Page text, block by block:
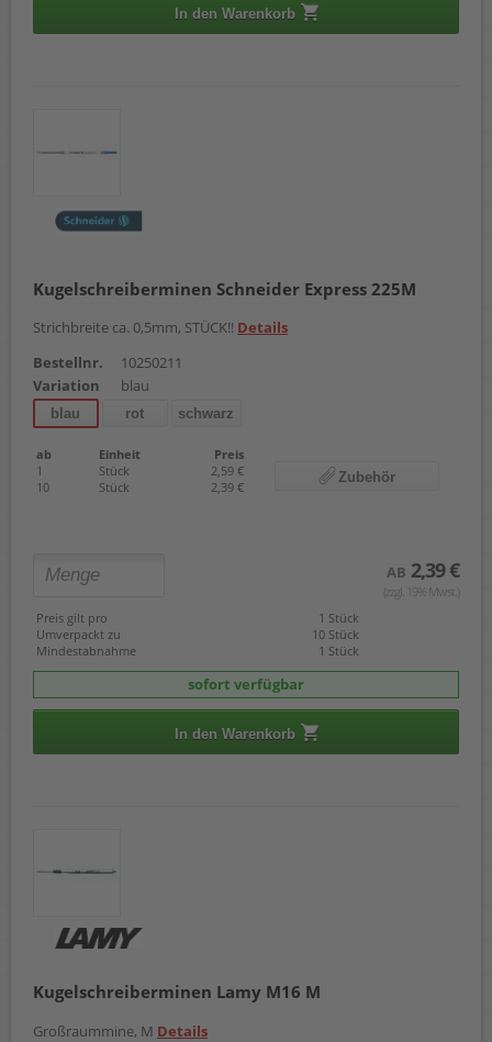
In den Warenkorb
Kugelschreiberminen Schneider Express 225M
Strichbreite ca. 0,5mm, STÜCK!! Details
Bestellnr.
10250211
Variation
blau
blau rot schwarz
ab Einheit
Preis
1
Stück
2,59 €
10
Stück 2,39 €
Zubehör
AB 2,39 €
(zzgl. 19% Mwst.)
Preis gilt pro
1 Stück
Umverpackt zu
10 Stück
Mindestabnahme
1 Stück
sofort verfügbar
In den Warenkorb
Kugelschreiberminen Lamy M16 M
Großraummine, M Details